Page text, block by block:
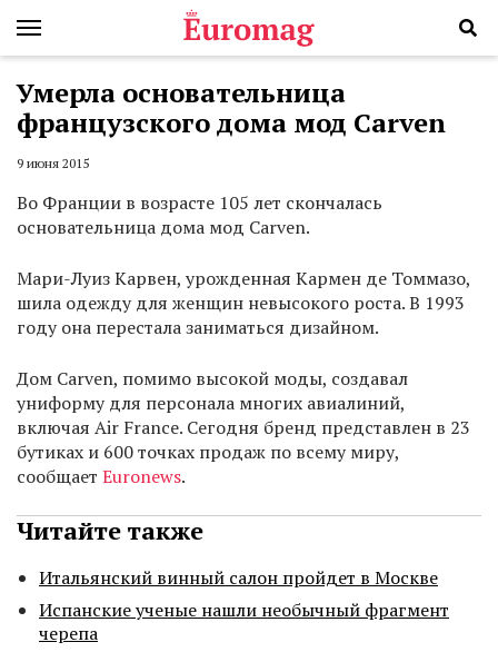
Умерла основательница
французского дома мод Carven
9 июня 2015
Во Франции в возрасте 105 лет скончалась
основательница дома мод Carven.
Мари-Луиз Карвен, урожденная Кармен де Томмазо,
шила одежду для женщин невысокого роста. В 1993
году она перестала заниматься дизайном.
Дом Carven, помимо высокой моды, создавал
униформу для персонала многих авиалиний,
включая Air France. Сегодня бренд представлен в 23
бутиках и 600 точках продаж по всему миру,
сообщает Euronews.
Читайте также
Итальянский винный салон пройдет в Москве
Испанские ученые нашли необычный фрагмент
черепа